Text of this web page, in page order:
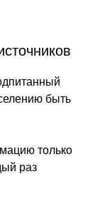
быть
только
раз